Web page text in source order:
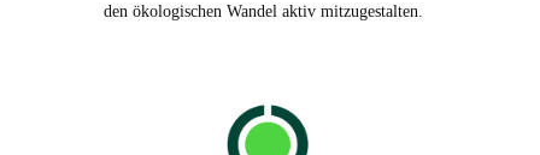
den ökologischen Wandel aktiv mitzugestalten.